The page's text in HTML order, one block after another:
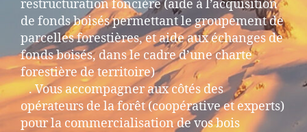
restructuration foncière (aide à l’acquisition
de fonds boisés permettant le groupement de
parcelles forestières, et aide aux échanges de
fonds boisés, dans le cadre d’une charte
forestière de territoire)
. Vous accompagner aux côtés des
opérateurs de la forêt (coopérative et experts)
pour la commercialisation de vos bois